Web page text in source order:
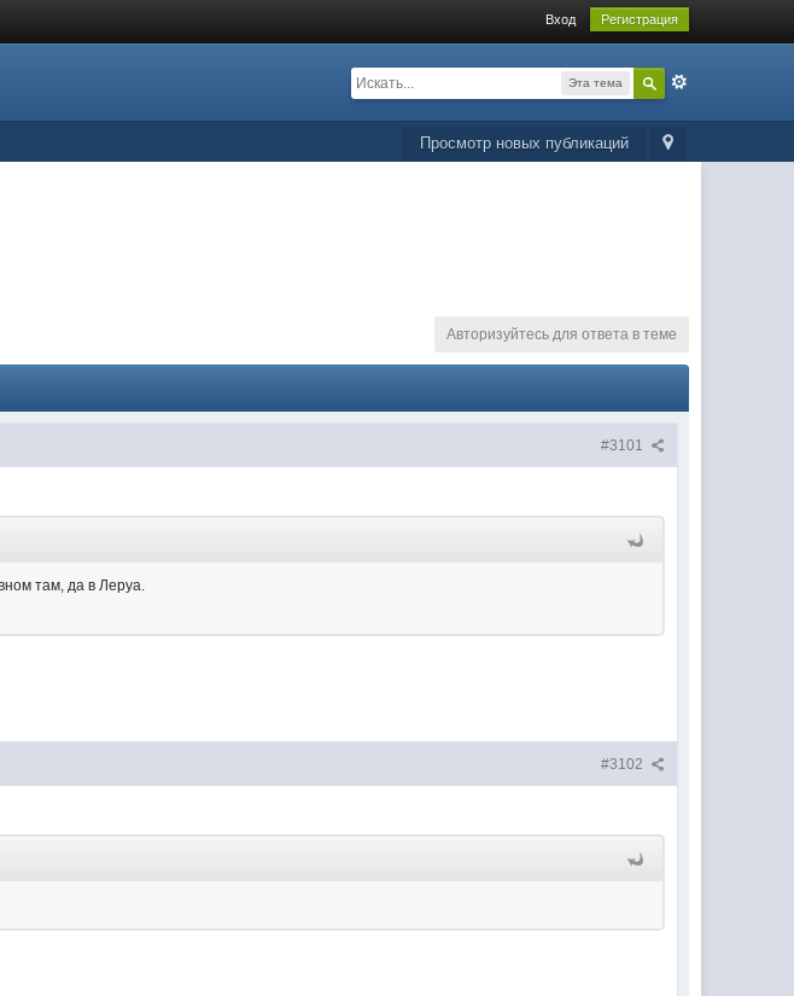
Вход Регистрация
Эта тема
Просмотр новых публикаций
Авторизуйтесь для ответа в теме
#3101
там, да в Леруа.
#3102